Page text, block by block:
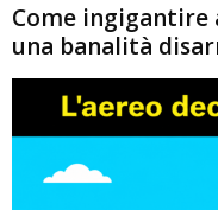
Come ingigantire
una banalità